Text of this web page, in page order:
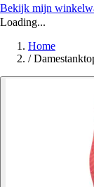
Bekijk mijn
Loading...
Home
/